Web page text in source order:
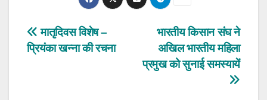
Post
navigation
भारतीय किसान संघ ने
अखिल भारतीय महिला
प्रमुख को सुनाई समस्यायें
मातृदिवस विशेष –
प्रियंका खन्ना की रचना